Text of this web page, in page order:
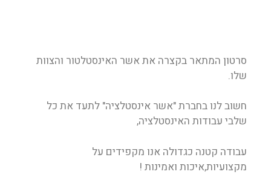
סרטון המתאר בקצרה את אשר האינסטלטור והצוות
שלו.
חשוב לנו בחברת "אשר אינסטלציה" לתעד את כל
שלבי עבודות האינסטלציה,
עבודה קטנה כגדולה אנו מקפידים על
מקצועיות,איכות ואמינות !